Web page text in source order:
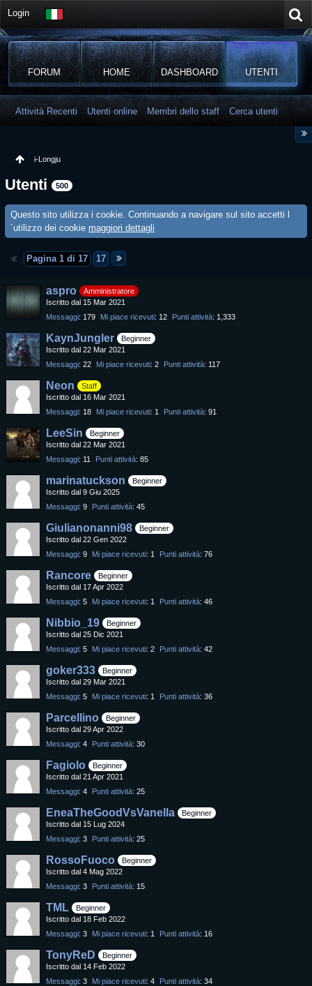
Login
FORUM HOME DASHBOARD UTENTI
Attività Recenti Utenti online Membri dello staff Cerca utenti
i-Longju
Utenti 500
Questo sito utilizza i cookie. Continuando a navigare sul sito accetti l
´utilizzo dei cookie maggiori dettagli
Pagina 1 di 17 17
aspro
Amministratore
Iscritto dal 15 Mar 2021
Messaggi 179 Mi piace ricevuti 12 Punti attività 1,333
KaynJungler
Beginner
Iscritto dal 22 Mar 2021
Messaggi 22 Mi piace ricevuti 2 Punti attività 117
Neon
Staff
Iscritto dal 16 Mar 2021
Messaggi 18 Mi piace ricevuti 1 Punti attività 91
LeeSin
Beginner
Iscritto dal 22 Mar 2021
Messaggi 11 Punti attività 85
marinatuckson
Beginner
Iscritto dal 9 Giu 2025
Messaggi 9 Punti attività 45
Giulianonanni98
Beginner
Iscritto dal 22 Gen 2022
Messaggi 9 Mi piace ricevuti 1 Punti attività 76
Rancore
Beginner
Iscritto dal 17 Apr 2022
Messaggi 5 Mi piace ricevuti 1 Punti attività 46
Nibbio_19
Beginner
Iscritto dal 25 Dic 2021
Messaggi 5 Mi piace ricevuti 2 Punti attività 42
goker333
Beginner
Iscritto dal 29 Mar 2021
Messaggi 5 Mi piace ricevuti 1 Punti attività 36
Parcellino
Beginner
Iscritto dal 29 Apr 2022
Messaggi 4 Punti attività 30
Fagiolo
Beginner
Iscritto dal 21 Apr 2021
Messaggi 4 Punti attività 25
EneaTheGoodVsVanella
Beginner
Iscritto dal 15 Lug 2024
Messaggi 3 Punti attività 25
RossoFuoco
Beginner
Iscritto dal 4 Mag 2022
Messaggi 3 Punti attività 15
TML
Beginner
Iscritto dal 18 Feb 2022
Messaggi 3 Mi piace ricevuti 1 Punti attività 16
TonyReD
Beginner
Iscritto dal 14 Feb 2022
Messaggi 3 Mi piace ricevuti 4 Punti attività 34